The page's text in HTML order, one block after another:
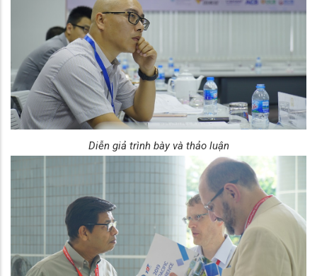
Diễn giả trình bày và thảo luận